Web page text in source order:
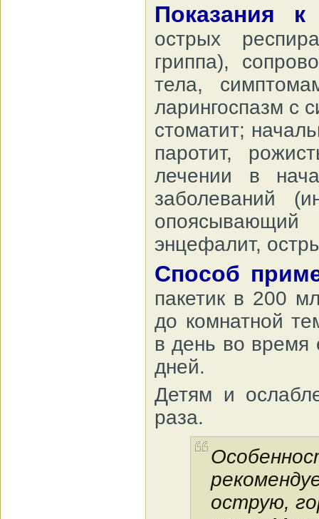
Показания
острых
гриппа),
тела,
ларингоспазм с
стоматит;
паротит,
лечении в
заболеваний
опоясывающий
энцефалит,
Способ
пакетик в 200
до комнатной
в день во время
дней.
Детям и
раза.
острую,